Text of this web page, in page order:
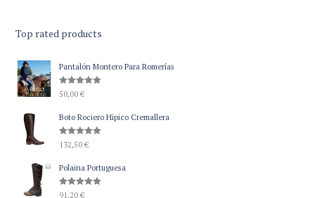
Top rated products
Pantalón Montero Para Romerías
Valorado
con5.00
50,00€
Boto Rociero Hipico Cremallera
Valorado
con5.00
132,50€
Polaina Portuguesa
Valorado
91,20€